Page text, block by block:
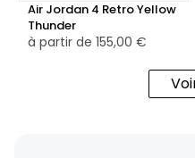
Air Jordan 4 Retro Yellow
Thunder
à partir de 155,00 €